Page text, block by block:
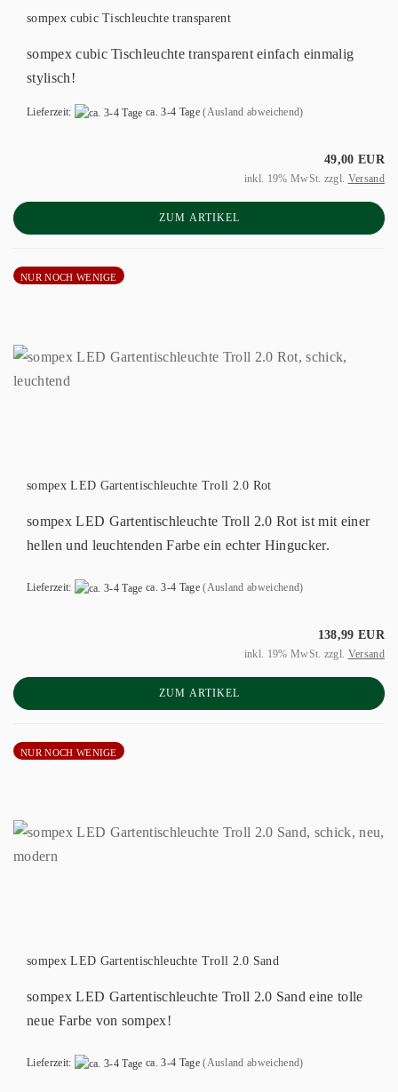
sompex cubic Tischleuchte transparent
sompex cubic Tischleuchte transparent einfach einmalig
stylisch!
Lieferzeit: ca. 3-4 Tage (Ausland abweichend)
49,00 EUR
inkl. 19% MwSt. zzgl. Versand
ZUM ARTIKEL
NUR NOCH WENIGE
sompex LED Gartentischleuchte Troll 2.0 Rot
sompex LED Gartentischleuchte Troll 2.0 Rot ist mit einer
hellen und leuchtenden Farbe ein echter Hingucker.
Lieferzeit: ca. 3-4 Tage (Ausland abweichend)
138,99 EUR
inkl. 19% MwSt. zzgl. Versand
ZUM ARTIKEL
NUR NOCH WENIGE
sompex LED Gartentischleuchte Troll 2.0 Sand
sompex LED Gartentischleuchte Troll 2.0 Sand eine tolle
neue Farbe von sompex!
Lieferzeit: ca. 3-4 Tage (Ausland abweichend)